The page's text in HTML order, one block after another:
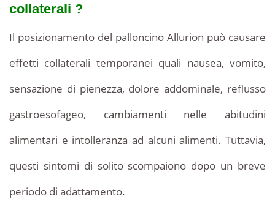
collaterali ?
Il posizionamento del palloncino Allurion può causare
effetti collaterali temporanei quali nausea, vomito,
sensazione di pienezza, dolore addominale, reflusso
gastroesofageo, cambiamenti nelle abitudini
alimentari e intolleranza ad alcuni alimenti. Tuttavia,
questi sintomi di solito scompaiono dopo un breve
periodo di adattamento.